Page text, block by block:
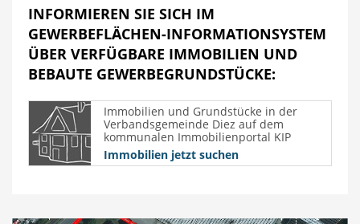
INFORMIEREN SIE SICH IM
GEWERBEFLÄCHEN-INFORMATIONSYSTEM
ÜBER VERFÜGBARE IMMOBILIEN UND
BEBAUTE GEWERBEGRUNDSTÜCKE:
Immobilien und Grundstücke in der
Verbandsgemeinde Diez auf dem
kommunalen Immobilienportal KIP
Immobilien jetzt suchen